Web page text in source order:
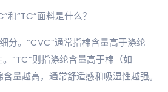
和“TC”面料是什么？
分。“CVC”通常指棉含量高于涤纶
“TC”则指涤纶含量高于棉（如
量越高，通常舒适感和吸湿性越强。